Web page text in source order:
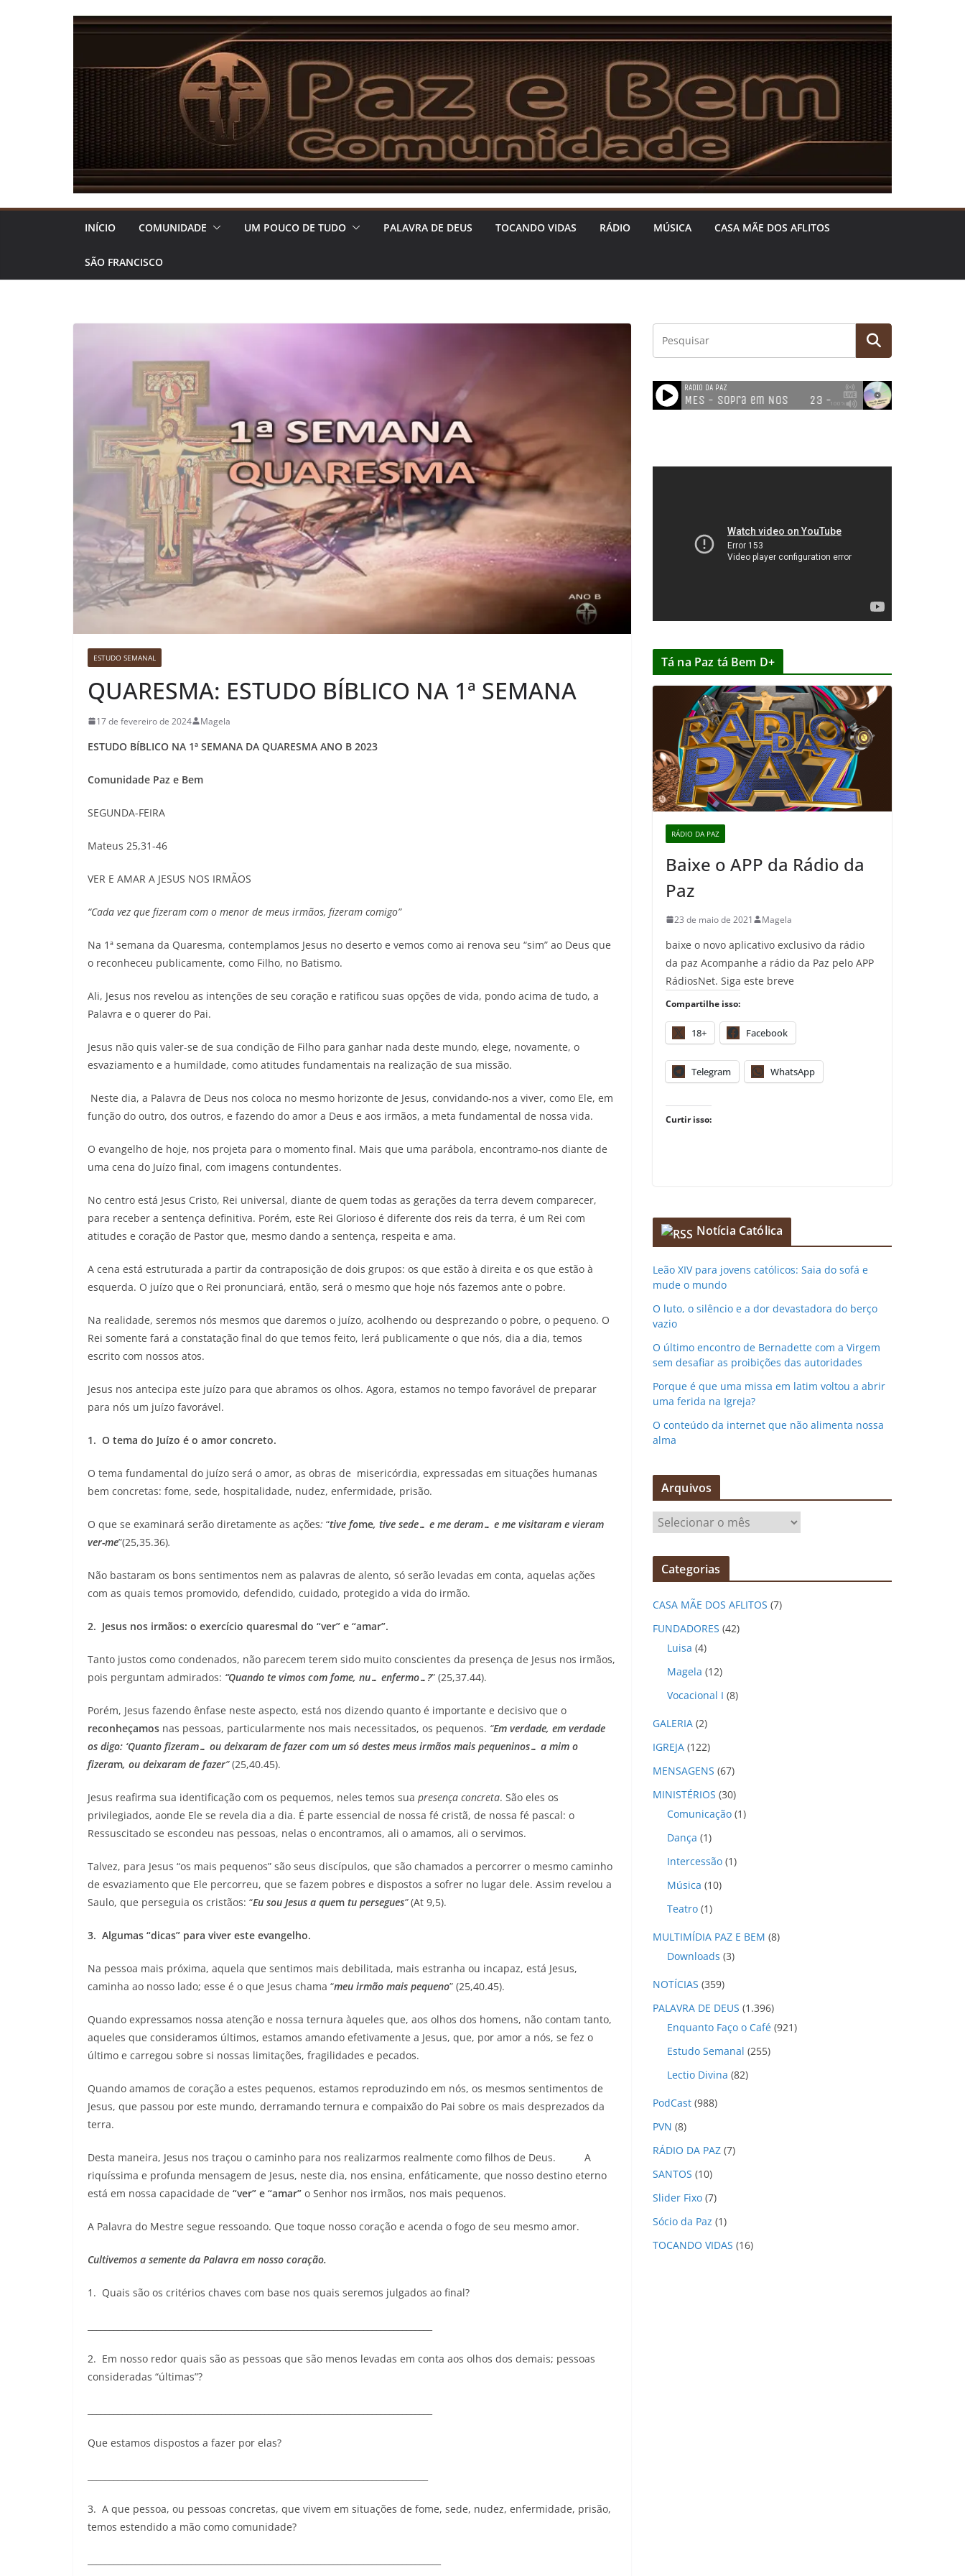
INÍCIO COMUNIDADE UM POUCO DE TUDO PALAVRA DE DEUS TOCANDO VIDAS RÁDIO MÚSICA CASA MÃE DOS AFLITOS
SÃO FRANCISCO
ESTUDO SEMANAL
QUARESMA: ESTUDO BÍBLICO NA 1ª SEMANA
17 de fevereiro de 2024 Magela
ESTUDO BÍBLICO NA 1ª SEMANA DA QUARESMA ANO B 2023
Comunidade Paz e Bem
SEGUNDA-FEIRA
Mateus 25,31-46
VER E AMAR A JESUS NOS IRMÃOS
“Cada vez que fizeram com o menor de meus irmãos, fizeram comigo”
Na 1ª semana da Quaresma, contemplamos Jesus no deserto e vemos como ai renova seu “sim” ao Deus que
o reconheceu publicamente, como Filho, no Batismo.
Ali, Jesus nos revelou as intenções de seu coração e ratificou suas opções de vida, pondo acima de tudo, a
Palavra e o querer do Pai.
Jesus não quis valer-se de sua condição de Filho para ganhar nada deste mundo, elege, novamente, o
esvaziamento e a humildade, como atitudes fundamentais na realização de sua missão.
Neste dia, a Palavra de Deus nos coloca no mesmo horizonte de Jesus, convidando-nos a viver, como Ele, em
função do outro, dos outros, e fazendo do amor a Deus e aos irmãos, a meta fundamental de nossa vida.
O evangelho de hoje, nos projeta para o momento final. Mais que uma parábola, encontramo-nos diante de
uma cena do Juízo final, com imagens contundentes.
No centro está Jesus Cristo, Rei universal, diante de quem todas as gerações da terra devem comparecer,
para receber a sentença definitiva. Porém, este Rei Glorioso é diferente dos reis da terra, é um Rei com
atitudes e coração de Pastor que, mesmo dando a sentença, respeita e ama.
A cena está estruturada a partir da contraposição de dois grupos: os que estão à direita e os que estão à
esquerda. O juízo que o Rei pronunciará, então, será o mesmo que hoje nós fazemos ante o pobre.
Na realidade, seremos nós mesmos que daremos o juízo, acolhendo ou desprezando o pobre, o pequeno. O
Rei somente fará a constatação final do que temos feito, lerá publicamente o que nós, dia a dia, temos
escrito com nossos atos.
Jesus nos antecipa este juízo para que abramos os olhos. Agora, estamos no tempo favorável de preparar
para nós um juízo favorável.
1. O tema do Juízo é o amor concreto.
O tema fundamental do juízo será o amor, as obras de misericórdia, expressadas em situações humanas
bem concretas: fome, sede, hospitalidade, nudez, enfermidade, prisão.
O que se examinará serão diretamente as ações: “tive fome, tive sede… e me deram… e me visitaram e vieram
ver-me”(25,35.36).
Não bastaram os bons sentimentos nem as palavras de alento, só serão levadas em conta, aquelas ações
com as quais temos promovido, defendido, cuidado, protegido a vida do irmão.
2. Jesus nos irmãos: o exercício quaresmal do “ver” e “amar”.
Tanto justos como condenados, não parecem terem sido muito conscientes da presença de Jesus nos irmãos,
pois perguntam admirados: “Quando te vimos com fome, nu… enfermo…?” (25,37.44).
Porém, Jesus fazendo ênfase neste aspecto, está nos dizendo quanto é importante e decisivo que o
reconheçamos nas pessoas, particularmente nos mais necessitados, os pequenos. “Em verdade, em verdade
os digo: ‘Quanto fizeram… ou deixaram de fazer com um só destes meus irmãos mais pequeninos… a mim o
fizeram, ou deixaram de fazer”(25,40.45).
Jesus reafirma sua identificação com os pequemos, neles temos sua presença concreta. São eles os
privilegiados, aonde Ele se revela dia a dia. É parte essencial de nossa fé cristã, de nossa fé pascal: o
Ressuscitado se escondeu nas pessoas, nelas o encontramos, ali o amamos, ali o servimos.
Talvez, para Jesus “os mais pequenos” são seus discípulos, que são chamados a percorrer o mesmo caminho
de esvaziamento que Ele percorreu, que se fazem pobres e dispostos a sofrer no lugar dele. Assim revelou a
Saulo, que perseguia os cristãos: “Eu sou Jesus a quem tu persegues”(At 9,5).
3. Algumas “dicas” para viver este evangelho.
Na pessoa mais próxima, aquela que sentimos mais debilitada, mais estranha ou incapaz, está Jesus,
caminha ao nosso lado; esse é o que Jesus chama “meu irmão mais pequeno” (25,40.45).
Quando expressamos nossa atenção e nossa ternura àqueles que, aos olhos dos homens, não contam tanto,
aqueles que consideramos últimos, estamos amando efetivamente a Jesus, que, por amor a nós, se fez o
último e carregou sobre si nossas limitações, fragilidades e pecados.
Quando amamos de coração a estes pequenos, estamos reproduzindo em nós, os mesmos sentimentos de
Jesus, que passou por este mundo, derramando ternura e compaixão do Pai sobre os mais desprezados da
terra.
Desta maneira, Jesus nos traçou o caminho para nos realizarmos realmente como filhos de Deus. A
riquíssima e profunda mensagem de Jesus, neste dia, nos ensina, enfáticamente, que nosso destino eterno
está em nossa capacidade de “ver” e “amar” o Senhor nos irmãos, nos mais pequenos.
A Palavra do Mestre segue ressoando. Que toque nosso coração e acenda o fogo de seu mesmo amor.
Cultivemos a semente da Palavra em nosso coração.
1. Quais são os critérios chaves com base nos quais seremos julgados ao final?
2. Em nosso redor quais são as pessoas que são menos levadas em conta aos olhos dos demais; pessoas
consideradas “últimas”?
Que estamos dispostos a fazer por elas?
3. A que pessoa, ou pessoas concretas, que vivem em situações de fome, sede, nudez, enfermidade, prisão,
temos estendido a mão como comunidade?
Tá na Paz tá Bem D+
RÁDIO DA PAZ
Baixe o APP da Rádio da
Paz
23 de maio de 2021 Magela
baixe o novo aplicativo exclusivo da rádio
da paz Acompanhe a rádio da Paz pelo APP
RádiosNet. Siga este breve
Compartilhe isso:
18+ Facebook
Telegram WhatsApp
Curtir isso:
Notícia Católica
Leão XIV para jovens católicos: Saia do sofá e
mude o mundo
O luto, o silêncio e a dor devastadora do berço
vazio
O último encontro de Bernadette com a Virgem
sem desafiar as proibições das autoridades
Porque é que uma missa em latim voltou a abrir
uma ferida na Igreja?
O conteúdo da internet que não alimenta nossa
alma
Arquivos
r
q
v
o
Categorias
CASA MÃE DOS AFLITOS (7)
FUNDADORES (42)
Luisa (4)
Magela (12)
Vocacional I (8)
GALERIA (2)
IGREJA (122)
MENSAGENS (67)
MINISTÉRIOS (30)
Comunicação (1)
Dança (1)
Intercessão (1)
Música (10)
Teatro (1)
MULTIMÍDIA PAZ E BEM (8)
Downloads (3)
NOTÍCIAS (359)
PALAVRA DE DEUS (1.396)
Enquanto Faço o Café (921)
Estudo Semanal (255)
Lectio Divina (82)
PodCast (988)
PVN (8)
RÁDIO DA PAZ (7)
SANTOS (10)
Slider Fixo (7)
Sócio da Paz (1)
TOCANDO VIDAS (16)